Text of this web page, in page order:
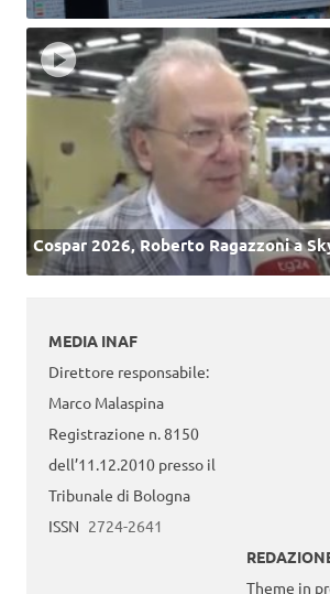
Cospar 2026, Roberto Ragazzoni a
MEDIA INAF
Direttore responsabile:
Marco Malaspina
Registrazione n. 8150
dell’11.12.2010 presso il
Tribunale di Bologna
ISSN 2724-2641
Theme in